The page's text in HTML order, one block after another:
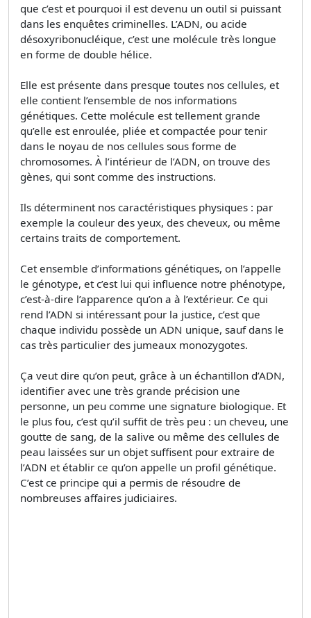
que c’est et pourquoi il est devenu un outil si puissant
dans les enquêtes criminelles. L’ADN, ou acide
désoxyribonucléique, c’est une molécule très longue
en forme de double hélice.
Elle est présente dans presque toutes nos cellules, et
elle contient l’ensemble de nos informations
génétiques. Cette molécule est tellement grande
qu’elle est enroulée, pliée et compactée pour tenir
dans le noyau de nos cellules sous forme de
chromosomes. À l’intérieur de l’ADN, on trouve des
gènes, qui sont comme des instructions.
Ils déterminent nos caractéristiques physiques : par
exemple la couleur des yeux, des cheveux, ou même
certains traits de comportement.
Cet ensemble d’informations génétiques, on l’appelle
le génotype, et c’est lui qui influence notre phénotype,
c’est-à-dire l’apparence qu’on a à l’extérieur. Ce qui
rend l’ADN si intéressant pour la justice, c’est que
chaque individu possède un ADN unique, sauf dans le
cas très particulier des jumeaux monozygotes.
Ça veut dire qu’on peut, grâce à un échantillon d’ADN,
identifier avec une très grande précision une
personne, un peu comme une signature biologique. Et
le plus fou, c’est qu’il suffit de très peu : un cheveu, une
goutte de sang, de la salive ou même des cellules de
peau laissées sur un objet suffisent pour extraire de
l’ADN et établir ce qu’on appelle un profil génétique.
C’est ce principe qui a permis de résoudre de
nombreuses affaires judiciaires.